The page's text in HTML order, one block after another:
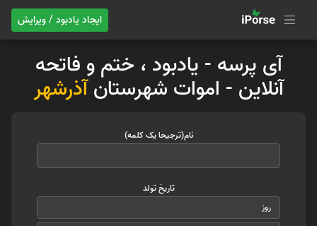
ایجاد یادبود / ویرایش
آی پرسه - یادبود ، ختم و فاتحه
آنلاین - اموات شهرستانآذرشهر
نام(ترجیحا یک کلمه)
تاریخ تولد